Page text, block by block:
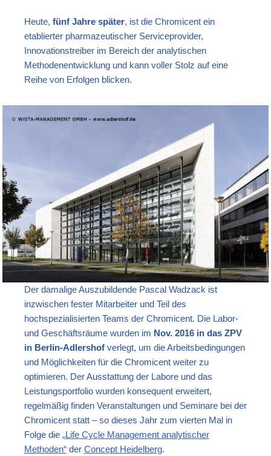
Heute, fünf Jahre später, ist die Chromicent ein
etablierter pharmazeutischer Serviceprovider,
Innovationstreiber im Bereich der analytischen
Methodenentwicklung und kann voller Stolz auf eine
Reihe von Erfolgen blicken.
Der damalige Auszubildende Pascal Wadzack ist
inzwischen fester Mitarbeiter und Teil des
hochspezialisierten Teams der Chromicent. Die Labor-
und Geschäftsräume wurden im Nov. 2016 in das ZPV
in Berlin-Adlershof verlegt, um die Arbeitsbedingungen
und Möglichkeiten für die Chromicent weiter zu
optimieren. Der Ausstattung der Labore und das
Leistungsportfolio wurden konsequent erweitert,
regelmäßig finden Veranstaltungen und Seminare bei der
Chromicent statt – so dieses Jahr zum vierten Mal in
Folge die „Life Cycle Management analytischer
Methoden“der Concept Heidelberg.